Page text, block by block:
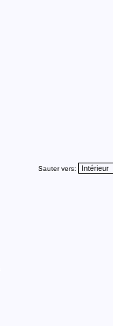
Sauter vers: